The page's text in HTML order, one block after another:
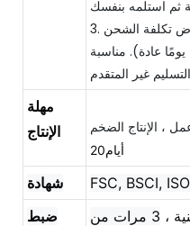
3. عن طريق البحر: انخفاض تكلفة الشحن
والتسليم البطيء (20-45 يومًا عادة). مناسبة
مهلة
الإنتاج
أيام20
شهادة
FSC, BSCI,
ضبط
،
3 مرات من